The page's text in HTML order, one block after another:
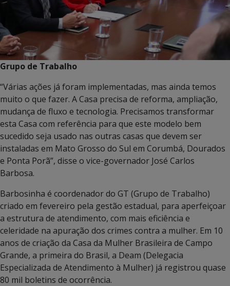
Grupo de Trabalho
“Várias ações já foram implementadas, mas ainda temos
muito o que fazer. A Casa precisa de reforma, ampliação,
mudança de fluxo e tecnologia. Precisamos transformar
esta Casa com referência para que este modelo bem
sucedido seja usado nas outras casas que devem ser
instaladas em Mato Grosso do Sul em Corumbá, Dourados
e Ponta Porã”, disse o vice-governador José Carlos
Barbosa.
Barbosinha é coordenador do GT (Grupo de Trabalho)
criado em fevereiro pela gestão estadual, para aperfeiçoar
a estrutura de atendimento, com mais eficiência e
celeridade na apuração dos crimes contra a mulher. Em 10
anos de criação da Casa da Mulher Brasileira de Campo
Grande, a primeira do Brasil, a Deam (Delegacia
Especializada de Atendimento à Mulher) já registrou quase
80 mil boletins de ocorrência.